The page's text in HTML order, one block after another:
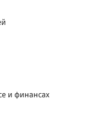
и финансах